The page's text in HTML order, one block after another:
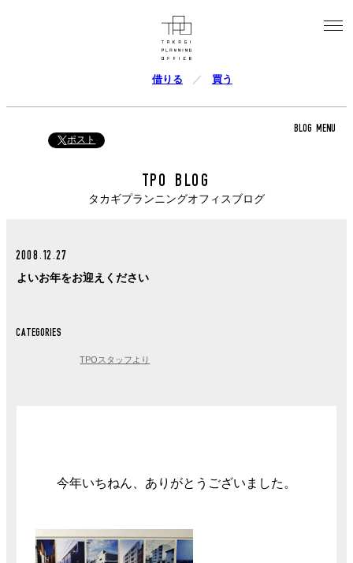
借りる 買う
ポスト
BLOG MENU
TPO BLOG
タカギプランニングオフィスブログ
2008.12.27
よいお年をお迎えください
CATEGORIES
TPOスタッフより
今年いちねん、ありがとうございました。